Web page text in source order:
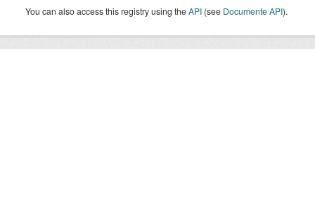
You can also access this registry using theAPI (see Documente API).